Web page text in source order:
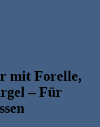
mit Forelle,
– Für